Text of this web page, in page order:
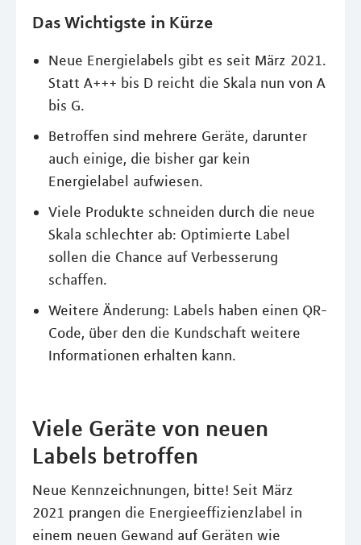
Das Wichtigste in Kürze
Neue Energielabels gibt es seit März 2021.
Statt A+++ bis D reicht die Skala nun von A
bis G.
Betroffen sind mehrere Geräte, darunter
auch einige, die bisher gar kein
Energielabel aufwiesen.
Viele Produkte schneiden durch die neue
Skala schlechter ab: Optimierte Label
sollen die Chance auf Verbesserung
schaffen.
Weitere Änderung: Labels haben einen QR-
Code, über den die Kundschaft weitere
Informationen erhalten kann.
Viele Geräte von neuen
Labels betroffen
Neue Kennzeichnungen, bitte! Seit März
2021 prangen die Energieeffizienzlabel in
einem neuen Gewand auf Geräten wie